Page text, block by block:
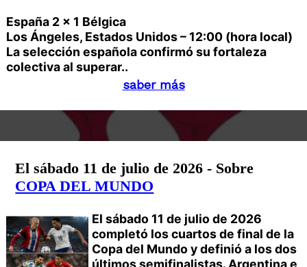
España 2 x 1 Bélgica
Los Ángeles, Estados Unidos – 12:00 (hora local)
La selección española confirmó su fortaleza
colectiva al superar..
saber más
El sábado 11 de julio de 2026 - Sobre
COPA DEL MUNDO
El sábado 11 de julio de 2026
completó los cuartos de final de la
Copa del Mundo y definió a los dos
últimos semifinalistas. Argentina e